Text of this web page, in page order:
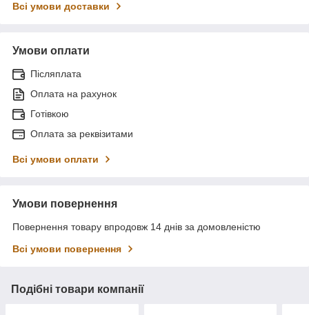
Всі умови доставки
Умови оплати
Післяплата
Оплата на рахунок
Готівкою
Оплата за реквізитами
Всі умови оплати
Умови повернення
Повернення товару впродовж 14 днів за домовленістю
Всі умови повернення
Подібні товари компанії